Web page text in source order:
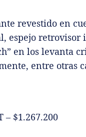
revestido en
espejo
en los levanta
entre otras
– $1.267.200